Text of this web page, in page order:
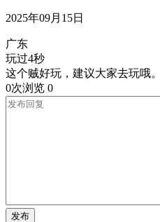
2025年09月15日
广东
玩过4秒
这个贼好玩，建议大家去玩哦。
0次浏览 0
发布